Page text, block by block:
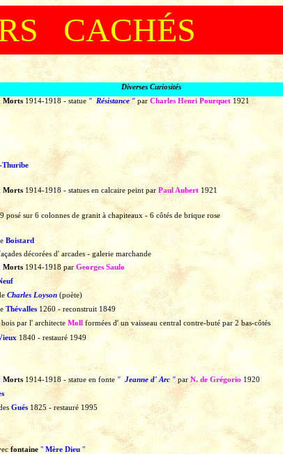
CACHÉS
Diverses Curiosités
Morts 1914-1918 - statue " Résistance" par Charles Henri Pourquet 1921
Thuribe
Morts 1914-1918 - statues en calcaire peint par Paul Aubert 1921
posé sur 6 colonnes de granit à chapiteaux - 6 côtés de brique rose
Boistard
décorées d' arcades - galerie marchande
Morts 1914-1918 par Georges Saulo
Charles Loyson (poète)
Thévalles 1260 - reconstruit 1849
bois par l' architecte Moll formées d' un vaisseau central contre-buté par 2 bas-côtés
1840 - restauré 1949
Morts 1914-1918 - statue en fonte " Jeanne d' Arc" par N. de Grégorio 1920
Gués 1825 - restauré 1995
fontaine " Mère Dieu "